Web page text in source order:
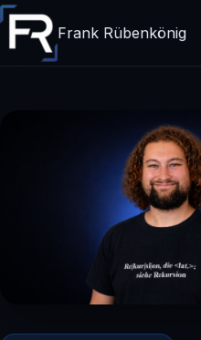
Frank Rübenkönig